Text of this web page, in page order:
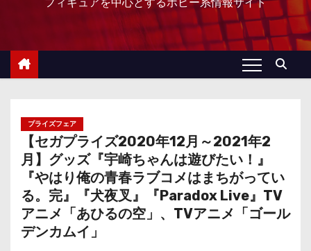
プライズフェア
【セガプライズ2020年12月～2021年2
月】グッズ『宇崎ちゃんは遊びたい！』
『やはり俺の⻘春ラブコメはまちがってい
る。完』『犬夜叉』『Paradox Live』TV
アニメ「あひるの空」、TVアニメ「ゴール
デンカムイ」